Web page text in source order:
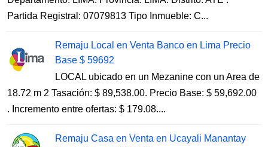
Partida Registral: 07079813 Tipo Inmueble: C...
Remaju Local en Venta Banco en Lima Precio
Base $ 59692
LOCAL ubicado en un Mezanine con un Area de
18.72 m 2 Tasación: $ 89,538.00. Precio Base: $ 59,692.00
. Incremento entre ofertas: $ 179.08....
Remaju Casa en Venta en Ucayali Manantay